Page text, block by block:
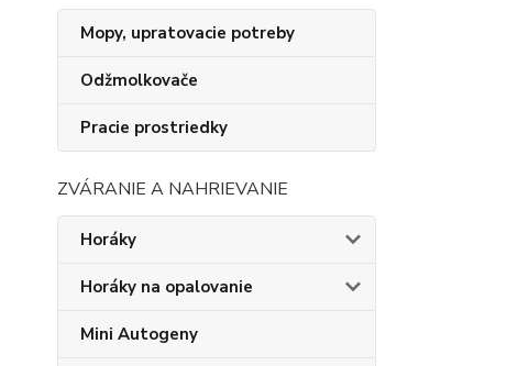
Mopy, upratovacie potreby
Odžmolkovače
Pracie prostriedky
ZVÁRANIE A NAHRIEVANIE
Horáky
Horáky na opalovanie
Mini Autogeny